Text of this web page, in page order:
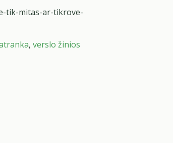
tik-mitas-ar-tikrove-
, verslo žinios